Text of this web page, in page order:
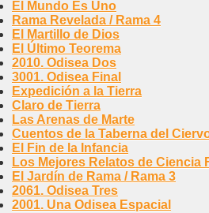
El Mundo Es Uno
Rama Revelada / Rama 4
El Martillo de Dios
El Último Teorema
2010. Odisea Dos
3001. Odisea Final
Expedición a la Tierra
Claro de Tierra
Las Arenas de Marte
Cuentos de la Taberna del
El Fin de la Infancia
Los Mejores Relatos de Ciencia
El Jardín de Rama / Rama 3
2061. Odisea Tres
2001. Una Odisea Espacial